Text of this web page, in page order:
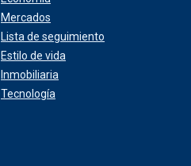
Mercados
Lista de seguimiento
Estilo de vida
Inmobiliaria
Tecnología